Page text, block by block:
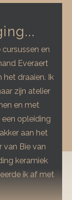
en
Everaert
het draaien. Ik
zijn atelier
en met
opleiding
aan het
van Bie van
keramiek
ik af met